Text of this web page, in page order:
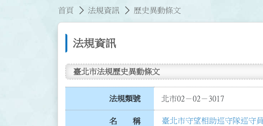
首頁 法規資訊 歷史異動條文
法規資訊
臺北市法規歷史異動條文
法規類號 北市02－02－3017
名 稱 臺北市守望相助巡守隊巡守